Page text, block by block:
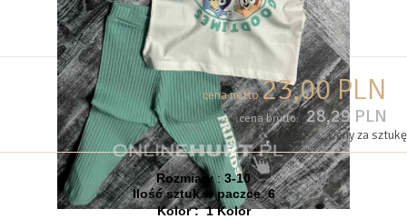
cena netto23,00 PLN
cena brutto: 28,29 PLN
Ceny za sztukę
Rozmiary:3-10
Ilość sztuk w paczce:6
Kolor :1Kolor